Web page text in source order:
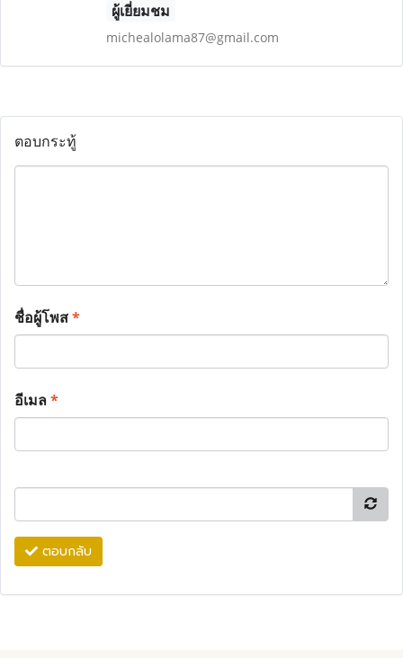
ผู้เยี่ยมชม
michealolama87@gmail.com
ตอบกระทู้
ชื่อผู้โพส*
อีเมล*
ตอบกลับ